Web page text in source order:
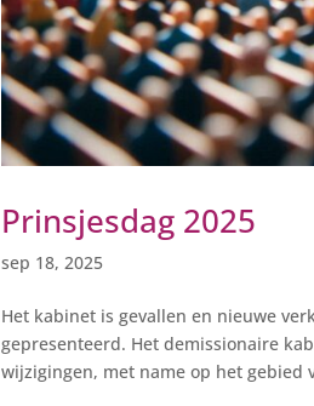
Prinsjesdag 2025
sep 18, 2025
Het kabinet is gevallen en nieuwe
gepresenteerd. Het demissionaire
wijzigingen, met name op het gebied